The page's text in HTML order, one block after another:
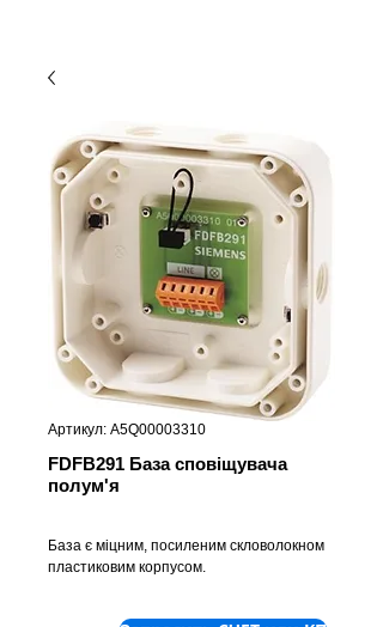
Артикул: A5Q00003310
FDFB291 База сповіщувача
полум'я
База є міцним, посиленим скловолокном
пластиковим корпусом.